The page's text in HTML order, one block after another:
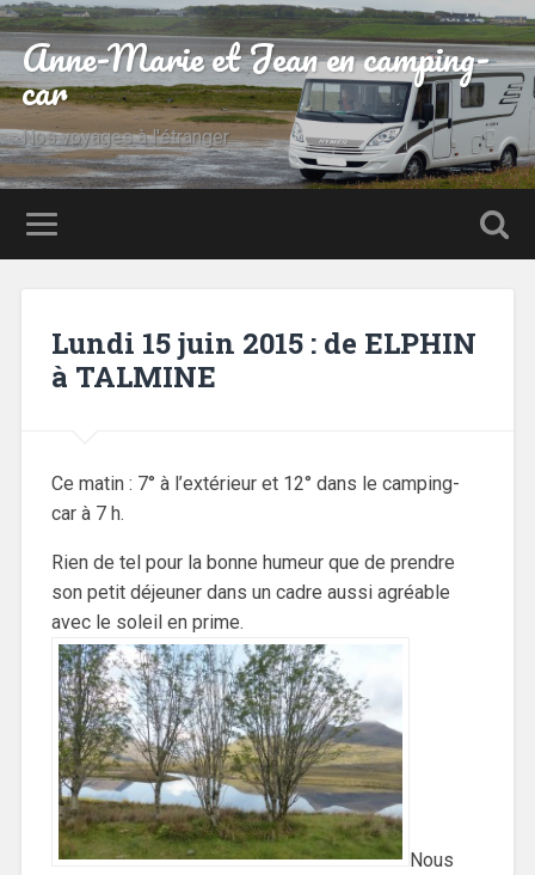
Anne-Marie et Jean en camping-
car
Nos voyages à l'étranger
Lundi 15 juin 2015 : de ELPHIN
à TALMINE
Ce matin : 7° à l’extérieur et 12° dans le camping-
car à 7 h.
Rien de tel pour la bonne humeur que de prendre
son petit déjeuner dans un cadre aussi agréable
avec le soleil en prime.
Nous